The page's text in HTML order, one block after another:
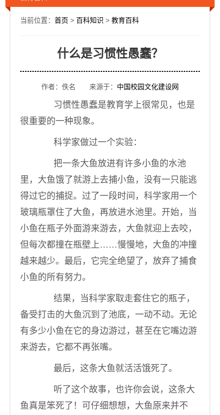
当前位置： 首页 > 百科知识 > 教育百科
什么是习惯性愚蠢？
作者：佚名 来源于： 中国校园文化建设网
习惯性愚蠢是教育学上很常见，也是
很重要的一种现象。
科学家做过一个实验：
把一条大鱼放进有许多小鱼的水池
里，大鱼饿了就游上去捕小鱼，没有一只能逃
得过它的捕捉。过了一段时间，科学家用一个
玻璃瓶罩住了大鱼，再放进水池里。开始，当
小鱼在瓶子外面游来游去，大鱼就迎上去咬，
但每次都撞在瓶壁上……慢慢地，大鱼的冲撞
越来越少。最后，它完全绝望了，放弃了捕食
小鱼的所有努力。
结果，当科学家取走套住它的瓶子，
备受打击的大鱼沉到了池底，一动不动。无论
有多少小鱼在它的身边游过，甚至在它嘴边游
来游去，它都不再张嘴。
最后，这条大鱼就活活饿死了。
听了这个故事，也许你会说，这条大
鱼真是笨死了！可仔细想想，大鱼原来并不